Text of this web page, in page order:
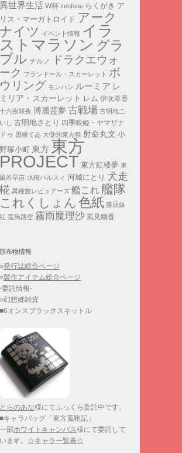
異世界生活 W杯 zenfone らくがき ア
リス・マーガトロイド アーク
ナイツ イベント情報 イラ
ストマラソン グラ
ブル チルノ
ドラクエウォ
ーク フランドール・スカーレット ボ
ウリング モンハン ルーミア レ
ミリア・スカーレット
レム 伊吹萃香
十六夜咲夜 博麗霊夢 古戦場 古明地こ
いし 古明地さとり 四季映姫・ヤマザナ
ドゥ 因幡てゐ 大⑨州東方祭 射命丸文 小
野塚小町 東方 東方
PROJECT 東方紅楼夢 東
風谷早苗 水橋パルスィ 河城にとり 犬走
椛 異種族レビュアーズ 艦これ艦隊
これくしょん 色紙 藤原妹
紅 霊烏路空 霧雨魔理沙 風見幽香
頒布物情報
○発行誌総合ページ
○製作アイテム総合ページ
-委託情報-
○幻想郷雑貨
■6オンスブラックスキットル
とらのあな様にてふっくら委託中です。
■キャラバッグ「東方蒐鞄記」
一部ホワイトキャンバス様にて委託して
います。 ☆キャラ一覧表☆